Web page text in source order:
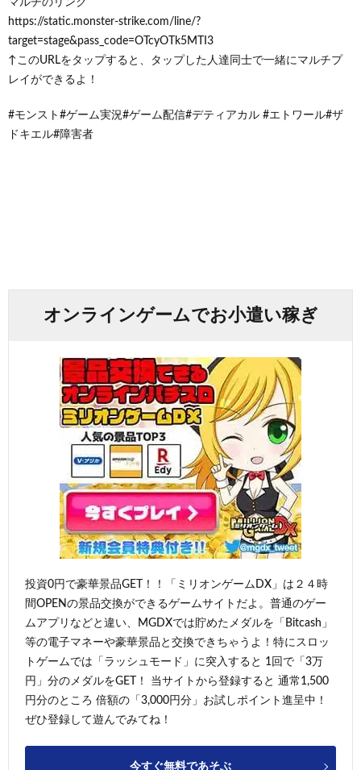
https://static.monster-strike.com/line/?
target=stage&pass_code=OTcyOTk5MTI3
↑このURLをタップすると、タップした人達同士で一緒にマルチプ
レイができるよ！
#モンスト#ゲーム実況#ゲーム配信#デティアカル #エトワール#ザ
ドキエル#障害者
オンラインゲームでお小遣い稼ぎ
投資0円で豪華景品GET！！「ミリオンゲームDX」は２４時
間OPENの景品交換ができるゲームサイトだよ。普通のゲー
ムアプリなどと違い、MGDXでは貯めたメダルを「Bitcash」
等の電子マネーや豪華景品と交換できちゃうよ！特にスロッ
トゲームでは「ラッシュモード」に突入すると 1回で「3万
円」分のメダルをGET！ 当サイトから登録すると 通常1,500
円分のところ 倍額の「3,000円分」お試しポイント進呈中！
ぜひ登録して遊んでみてね！
今すぐ無料であそぶ